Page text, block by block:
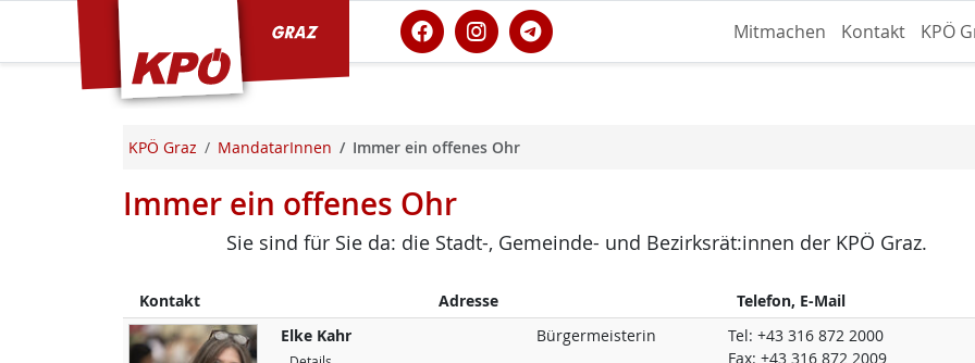
Mitmachen Kontakt KPÖ
KPÖ Graz MandatarInnen Immer ein offenes Ohr
Immer ein offenes Ohr
Sie sind für Sie da: die Stadt-, Gemeinde- und Bezirksrät:innen der KPÖ Graz.
Kontakt Adresse
Telefon, E-Mail
Elke Kahr Bürgermeisterin Tel:+43 316 872 2000
Fax:+43 316 872 2009